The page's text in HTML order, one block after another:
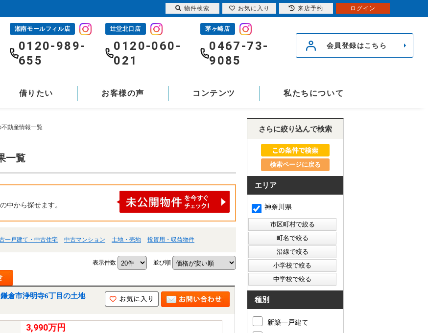
湘南モールフィル店
0120-989-
655
辻堂北口店
0120-060-
021
茅ヶ崎店
0467-73-
9085
会員登録はこちら
借りたい お客様の声 コンテンツ 私たちについて
動産情報一覧
一覧
中から探せます。
一戸建て・中古住宅 中古マンション 土地・売地 投資用・収益物件
表示件数 並び順
倉市浄明寺6丁目の土地
3,990万円
さらに絞り込んで検索
検索ページに戻る
エリア
神奈川県
種別
新築一戸建て
物件検索 お気に入り 来店予約 ログイン